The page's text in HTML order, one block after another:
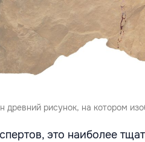
древний рисунок, на котором
это наиболее